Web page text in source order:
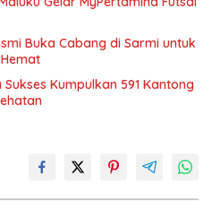
Buka Cabang di Sarmi untuk
Kumpulkan 591 Kantong